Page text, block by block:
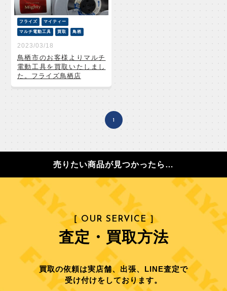
フライズ マイティー
マルチ電動工具 買取 鳥栖
2023/03/18
鳥栖市のお客様よりマルチ
電動工具を買取いたしまし
た。フライズ鳥栖店
1
売りたい商品が見つかったら…
［ OUR SERVICE ］
査定・買取方法
買取の依頼は実店舗、出張、LINE査定で
受け付けをしております。